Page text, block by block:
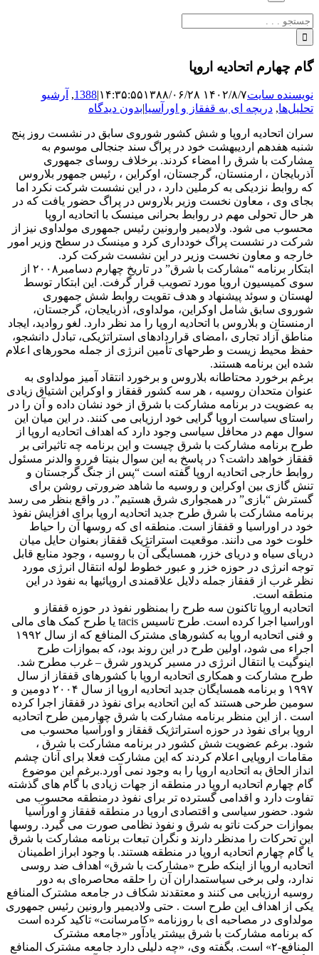
جستجو
برای:
گام چهارم اتحادیه اروپا
نویسنده سایت۱۴۰۲/۸/۷ ۱۴:۳۵:۵۵ ۱۳۸۸/۰۶/۲۸ |
1388
, آرشیو
تحلیل‌ها, دریچه ای به قفقاز و اورآسیا|بدون دیدگاه
سران اتحادیه اروپا و شش کشور شوروی سابق در نشست روز پنج
شنبه هفدهم اردیبهشت خود در پراگ سند جنجالی موسوم به
مشارکت با شرق را امضاء کردند. برخلاف روسای جمهوری
آذربایجان ، ارمنستان، گرجستان، اوکراین ، رئیس جمهور بلاروس
که روابط نزدیکی به کرملین دارد ، در این نشست شرکت نکرد اما
بجای وی ، معاون نخست وزیر بلاروس در پراگ حضور یافت که در
هر حال تحولی مهم در روابط بحرانی مینسک با اتحادیه اروپا
محسوب می شود. ولادیمیر وارونین رئیس جمهوری مولداوی نیز از
شرکت در نشست پراگ خودداری کرد و مینسک در سطح وزیر امور
خارجه و معاون نخست وزیر در این نشست شرکت کرد.
ابتکار برنامه “مشارکت با شرق” در تاریخ چهارم دسامبر۲۰۰۸ از
سوی کمیسیون اروپا مورد تصویب قرار گرفت. این ابتکار توسط
لهستان و سوئد پیشنهاد و هدف تقویت روابط شش جمهوری
شوروی سابق شامل اوکراین، مولداوی، آذربایجان، گرجستان،
ارمنستان و بلاروس با اتحادیه اروپا را مد نظر دارد. لغو روادید، ایجاد
مناطق آزاد تجاری ،امضای قراردادهای استراتژیکی، تبادل دانشجو،
حفظ محیط زیست و طرحهای تأمین انرژی از جمله محورهای اعلام
شده این برنامه هستند.
برغم برخورد محتاطانه بلاروس و برخورد انتقاد آمیز مولداوی به
عنوان متحدان روسیه ، هر سه کشور قفقاز و اوکراین اشتیاق زیادی
به عضویت در برنامه مشارکت با شرق از خود نشان داده و آن را در
راستای سیاست اروپا گرایی خود ارزیابی می کنند. در این میان این
سوال مهم در محافل سیاسی وجود دارد که اهداف اتحادیه اروپا از
طرح برنامه مشارکت با شرق چیست و این برنامه چه تاثیراتی بر
قفقاز خواهد داشت؟ در پاسخ به این سوال بنیتا فررو والدنر مسئول
روابط خارجی اتحادیه اروپا گفته است “پس از جنگ گرجستان و
تنش گازی بین اوکراین و روسیه ما شاهد ضرورتی روشن برای
گسترش “بازی” در همجواری شرق هستیم”. در واقع بنظر می رسد
برنامه مشارکت با شرق طرح جدید اتحادیه اروپا برای افزایش نفوذ
خود در اوراسیا و قفقاز است. منطقه ای که روسها آن را حیاط
خلوت خود می دانند. موقعیت استراتژیک قفقاز بعنوان حایل میان
دریای سیاه و دریای خزر، همسایگی آن با روسیه ، وجود منابع قابل
توجه انرژی در حوزه خزر و عبور خطوط لوله انتقال انرژی مورد
نظر غرب از قفقاز جمله دلایل علاقمندی اروپائیها به نفوذ در این
منطقه است.
اتحادیه اروپا تاکنون سه طرح را بمنظور نفوذ در حوزه قفقاز و
اوراسیا اجرا کرده است. طرح تاسیس tacis یا طرح کمک های مالی
و فنی اتحادیه اروپا به کشورهای مشترک المنافع که از سال ۱۹۹۲
اجراء می شود، اولین طرح در این روند بود، که بموازات طرح
اینوگیت یا انتقال انرژی در مسیر کریدور شرق – غرب مطرح شد.
طرح مشارکت و همکاری اتحادیه اروپا با کشورهای قفقاز از سال
۱۹۹۷ و برنامه همسایگان جدید اتحادیه اروپا از سال ۲۰۰۴ دومین و
سومین طرحی هستند که این اتحادیه برای نفوذ در قفقاز اجرا کرده
است . از این منظر برنامه مشارکت با شرق چهارمین طرح اتحادیه
اروپا برای نفوذ در حوزه استراتژیک قفقاز و اورآسیا محسوب می
شود. برغم عضویت شش کشور در برنامه مشارکت با شرق ،
مقامات اروپایی اعلام کردند که این مشارکت فعلا برای آنان چشم
انداز الحاق به اتحادیه اروپا را به وجود نمی آورد.برغم این موضوع
گام چهارم اتحادیه اروپا در منطقه از جهات زیادی با گام های گذشته
تفاوت دارد و اقدامی گسترده تر برای نفوذ درمنطقه محسوب می
شود. حضور سیاسی و اقتصادی اروپا در منطقه قفقاز و اورآسیا
بموازات حرکت ناتو به شرق و نفوذ نظامی صورت می گیرد. روسها
این تحرکات را مدنظر دارند و نگران تبعات برنامه مشارکت با شرق
یا گام چهارم اتحادیه اروپا در منطقه هستند. با وجود ابراز اطمینان
اتحادیه اروپا از اینکه طرح «مشارکت با شرق» اهداف ضد روسی
ندارد، ولی برخی سیاستمداران آن را حلقه محاصره‌ای به دور
روسیه ارزیابی می کنند و معتقدند شکاف در جامعه مشترک المنافع
یکی از اهداف این طرح است . حتی ولادیمیر وارونین رئیس جمهوری
مولداوی در مصاحبه ای با روزنامه «کامرسانت» تاکید کرده است
که برنامه مشارکت با شرق بیشتر یادآور «جامعه مشترک
المنافع-۲» است. بگفته وی، «چه دلیلی دارد جامعه مشترک المنافع